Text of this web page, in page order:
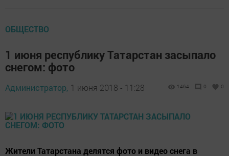
ОБЩЕСТВО
1 июня республику Татарстан засыпало
снегом: фото
Администратор, 1 июня 2018 - 11:28 1464 0 0
Жители Татарстана делятся фото и видео снега в